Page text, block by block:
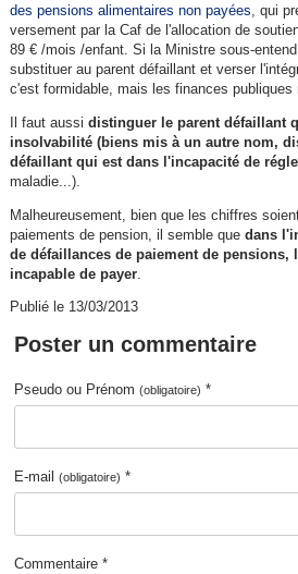
des pensions alimentaires non payées , qui
versement par la Caf de l'allocation de
89 € /mois /enfant. Si la Ministre sous-
substituer au parent défaillant et verser
c'est formidable, mais les finances publiques
Il faut aussi distinguer le parent défaillant
insolvabilité (biens mis à un autre nom,
défaillant qui est dans l'incapacité de
maladie...).
Malheureusement, bien que les chiffres
paiements de pension, il semble que dans
de défaillances de paiement de pensions,
incapable de payer.
Publié le 13/03/2013
Poster un commentaire
Pseudo ou Prénom(obligatoire) *
E-mail(obligatoire) *
Commentaire *